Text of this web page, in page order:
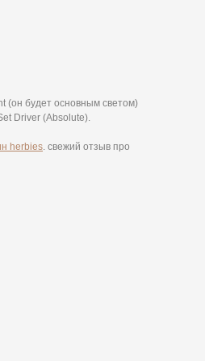
(он будет основным светом)
Driver (Absolute).
herbies. свежий отзыв про